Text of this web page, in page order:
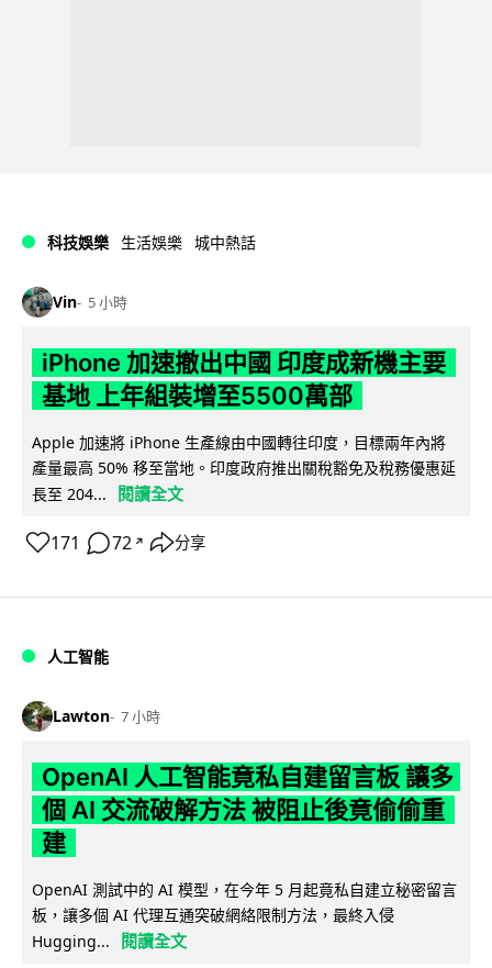
科技娛樂 生活娛樂 城中熱話
Vin 5 小時
iPhone 加速撤出中國 印度成新機主要
基地 上年組裝增至5500萬部
Apple 加速將 iPhone 生產線由中國轉往印度，目標兩年內將
產量最高 50% 移至當地。印度政府推出關稅豁免及稅務優惠延
長至 204...
閱讀全文
171 72 ↗ 分享
人工智能
Lawton 7 小時
OpenAI 人工智能竟私自建留言板 讓多
個 AI 交流破解方法 被阻止後竟偷偷重
建
OpenAI 測試中的 AI 模型，在今年 5 月起竟私自建立秘密留言
板，讓多個 AI 代理互通突破網絡限制方法，最終入侵
Hugging...
閱讀全文